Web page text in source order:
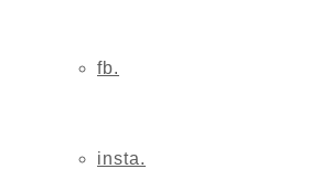
fb.
insta.